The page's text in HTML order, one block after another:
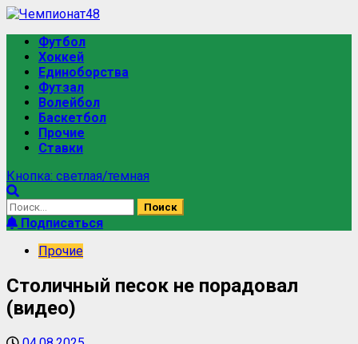
Футбол
Хоккей
Единоборства
Футзал
Волейбол
Баскетбол
Прочие
Ставки
Кнопка: светлая/темная
Подписаться
Прочие
Столичный песок не порадовал
(видео)